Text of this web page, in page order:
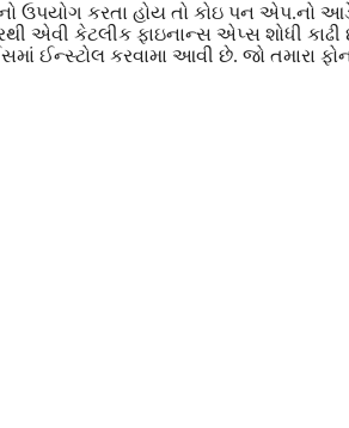
ઉપયોગ કરતા હોય તો કોઇ પન એપ.નો
એવી કેટલીક ફાઇનાન્સ એપ્સ શોધી
ઈન્સ્ટોલ કરવામા આવી છે. જો તમારા